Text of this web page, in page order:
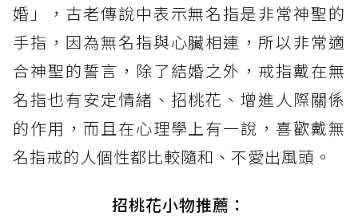
婚」，古老傳說中表示無名指是非常神聖的
手指，因為無名指與心臟相連，所以非常適
合神聖的誓言，除了結婚之外，戒指戴在無
名指也有安定情緒、招桃花、增進人際關係
的作用，而且在心理學上有一說，喜歡戴無
名指戒的人個性都比較隨和、不愛出風頭。
招桃花小物推薦：